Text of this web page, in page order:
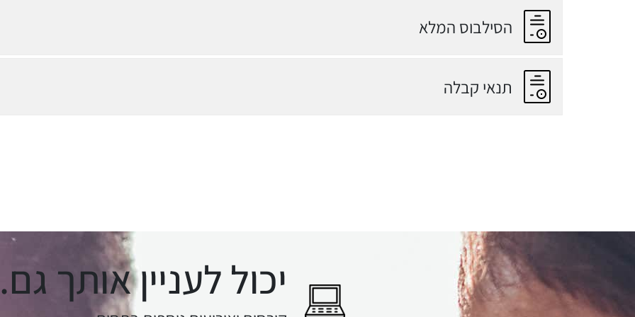
הסילבוס המלא
תנאי קבלה
יכול לעניין אותך